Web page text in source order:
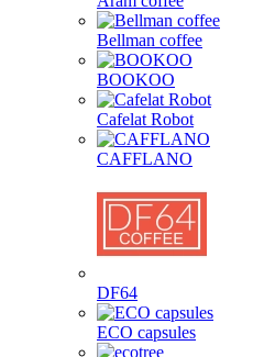
Bellman coffee
BOOKOO
Cafelat Robot
CAFFLANO
DF64
ECO capsules